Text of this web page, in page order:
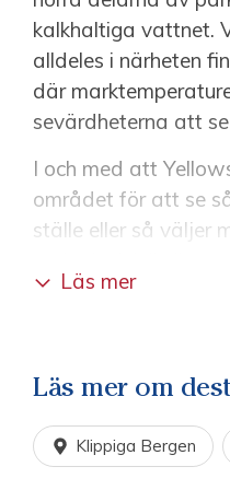
kalkhaltiga vattnet.
alldeles i närheten
där
sevärdheterna att
I och med att
området för att se
ställe eller så väljer
om ni väljer att bo
Det är bra att
titta ut genom
är en upplevelse
Läs mer
Läs mer om
Klippiga Bergen